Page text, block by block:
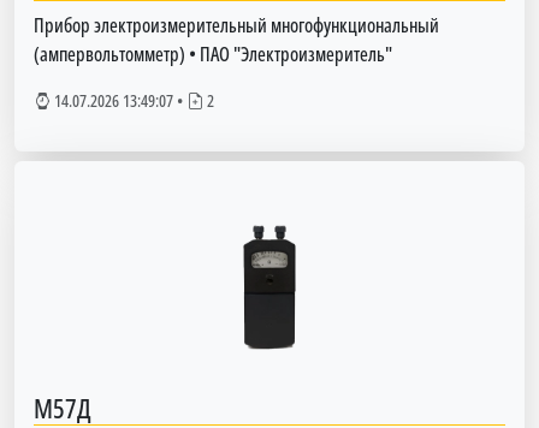
Прибор электроизмерительный многофункциональный
(ампервольтомметр) • ПАО "Электроизмеритель"
14.07.2026 13:49:07 • 2
М57Д